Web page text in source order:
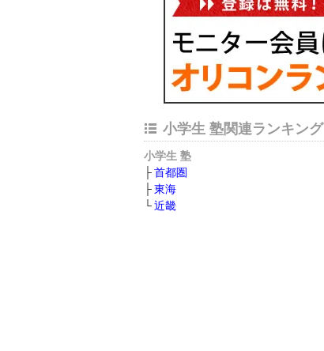
小学生 塾関連ランキング
小学生 塾
首都圏
東海
近畿